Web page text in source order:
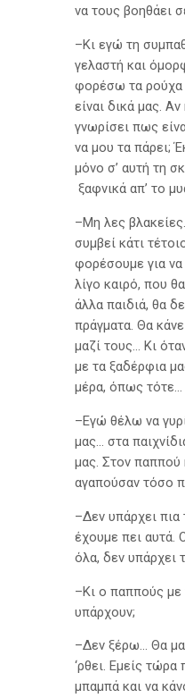
να τους βοηθάει
–Κι εγώ τη
γελαστή και
φορέσω τα ρούχα
είναι δικά μας.
γνωρίσει πως
να μου τα πάρει;
μόνο σ’ αυτή τη
ξαφνικά απ’ το
–Μη λες
συμβεί κάτι
φορέσουμε για να
λίγο καιρό, που
άλλα παιδιά, θα
πράγματα. Θα
μαζί τους… Κι
με τα ξαδέρφια
μέρα, όπως τότε…
–Εγώ θέλω να
μας… στα
μας. Στον παππού
αγαπούσαν τόσο
–Δεν υπάρχει πια
έχουμε πει αυτά.
όλα, δεν υπάρχει
–Κι ο παππούς με
υπάρχουν;
–Δεν ξέρω… Θα
‘ρθει. Εμείς τώρα
μπαμπά και να